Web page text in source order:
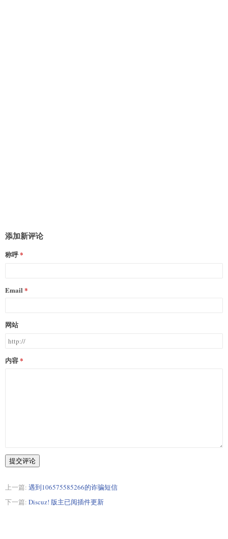
添加新评论
称呼
Email
网站
内容
提交评论
上一篇: 遇到106575585266的诈骗短信
下一篇: Discuz! 版主已阅插件更新